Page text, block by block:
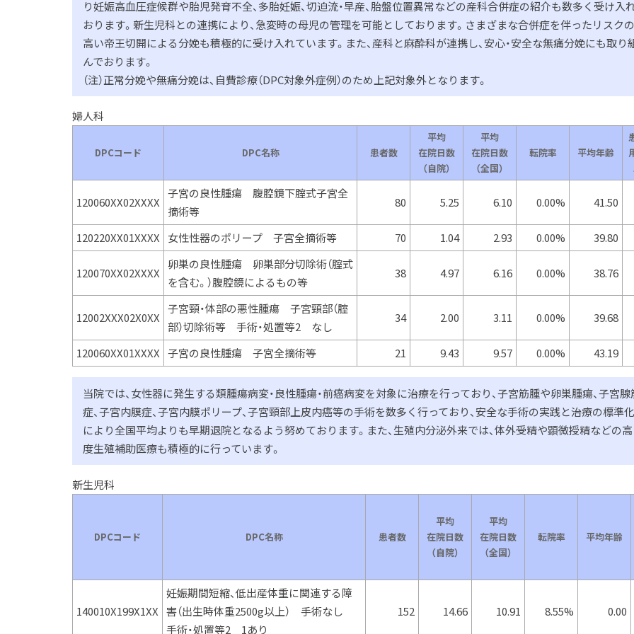
り妊娠高血圧症候群や胎児発育不全、多胎妊娠、切迫流・早産、胎盤位置異常などの産科合併症の紹介も数多く受け入
おります。新生児科との連携により、急変時の母児の管理を可能としております。さまざまな合併症を伴ったリスクの
高い帝王切開による分娩も積極的に受け入れています。また、産科と麻酔科が連携し、安心・安全な無痛分娩にも取り
んでおります。
（注）正常分娩や無痛分娩は、自費診療（DPC対象外症例）のため上記対象外となります。
婦人科
DPCコード DPC名称 患者数
平均
在院日数
（自院）
平均
在院日数
（全国）
転院率 平均年齢
120060XX02XXXX
子宮の良性腫瘍 腹腔鏡下腟式子宮全
摘術等
80 5.25 6.10 0.00% 41.50
120220XX01XXXX 女性性器のポリープ 子宮全摘術等 70 1.04 2.93 0.00% 39.80
120070XX02XXXX
卵巣の良性腫瘍 卵巣部分切除術（腟式
を含む。）腹腔鏡によるもの等
38 4.97 6.16 0.00% 38.76
12002XXX02X0XX
子宮頸・体部の悪性腫瘍 子宮頸部（腟
部）切除術等 手術・処置等2 なし
34 2.00 3.11 0.00% 39.68
120060XX01XXXX 子宮の良性腫瘍 子宮全摘術等 21 9.43 9.57 0.00% 43.19
当院では、女性器に発生する類腫瘍病変・良性腫瘍・前癌病変を対象に治療を行っており、子宮筋腫や卵巣腫瘍、子宮腺
症、子宮内膜症、子宮内膜ポリープ、子宮頸部上皮内癌等の手術を数多く行っており、安全な手術の実践と治療の標準化
により全国平均よりも早期退院となるよう努めております。また、生殖内分泌外来では、体外受精や顕微授精などの高
度生殖補助医療も積極的に行っています。
新生児科
DPCコード DPC名称 患者数
平均
在院日数
（自院）
平均
在院日数
（全国）
転院率 平均年齢
140010X199X1XX
妊娠期間短縮、低出産体重に関連する障
害（出生時体重2500g以上） 手術なし
手術・処置等2 1あり
152 14.66 10.91 8.55% 0.00